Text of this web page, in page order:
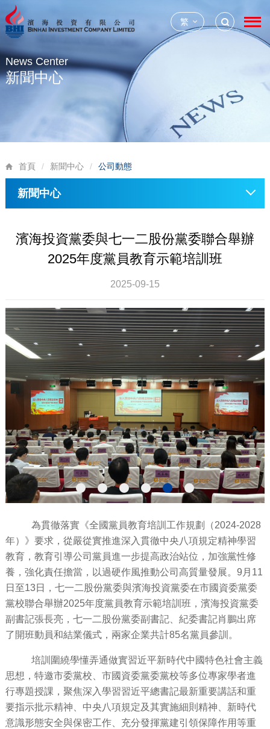
繁
News Center
新聞中心
首頁 / 新聞中心 / 公司動態
新聞中心
濱海投資黨委與七一二股份黨委聯合舉辦
2025年度黨員教育示範培訓班
2025-09-15
為貫徹落實《全國黨員教育培訓工作規劃（2024-2028
年）》要求，從嚴從實推進深入貫徹中央八項規定精神學習
教育，教育引導公司黨員進一步提高政治站位，加強黨性修
養，強化責任擔當，以過硬作風推動公司高質量發展。9月11
日至13日，七一二股份黨委與濱海投資黨委在市國資委黨委
黨校聯合舉辦2025年度黨員教育示範培訓班，濱海投資黨委
副書記張長亮，七一二股份黨委副書記、紀委書記肖鵬出席
了開班動員和結業儀式，兩家企業共計85名黨員參訓。
培訓圍繞學懂弄通做實習近平新時代中國特色社會主義
思想，特邀市委黨校、市國資委黨委黨校等多位專家學者進
行專題授課，聚焦深入學習習近平總書記最新重要講話和重
要指示批示精神、中央八項規定及其實施細則精神、新時代
意識形態安全與保密工作、充分發揮黨建引領保障作用等重